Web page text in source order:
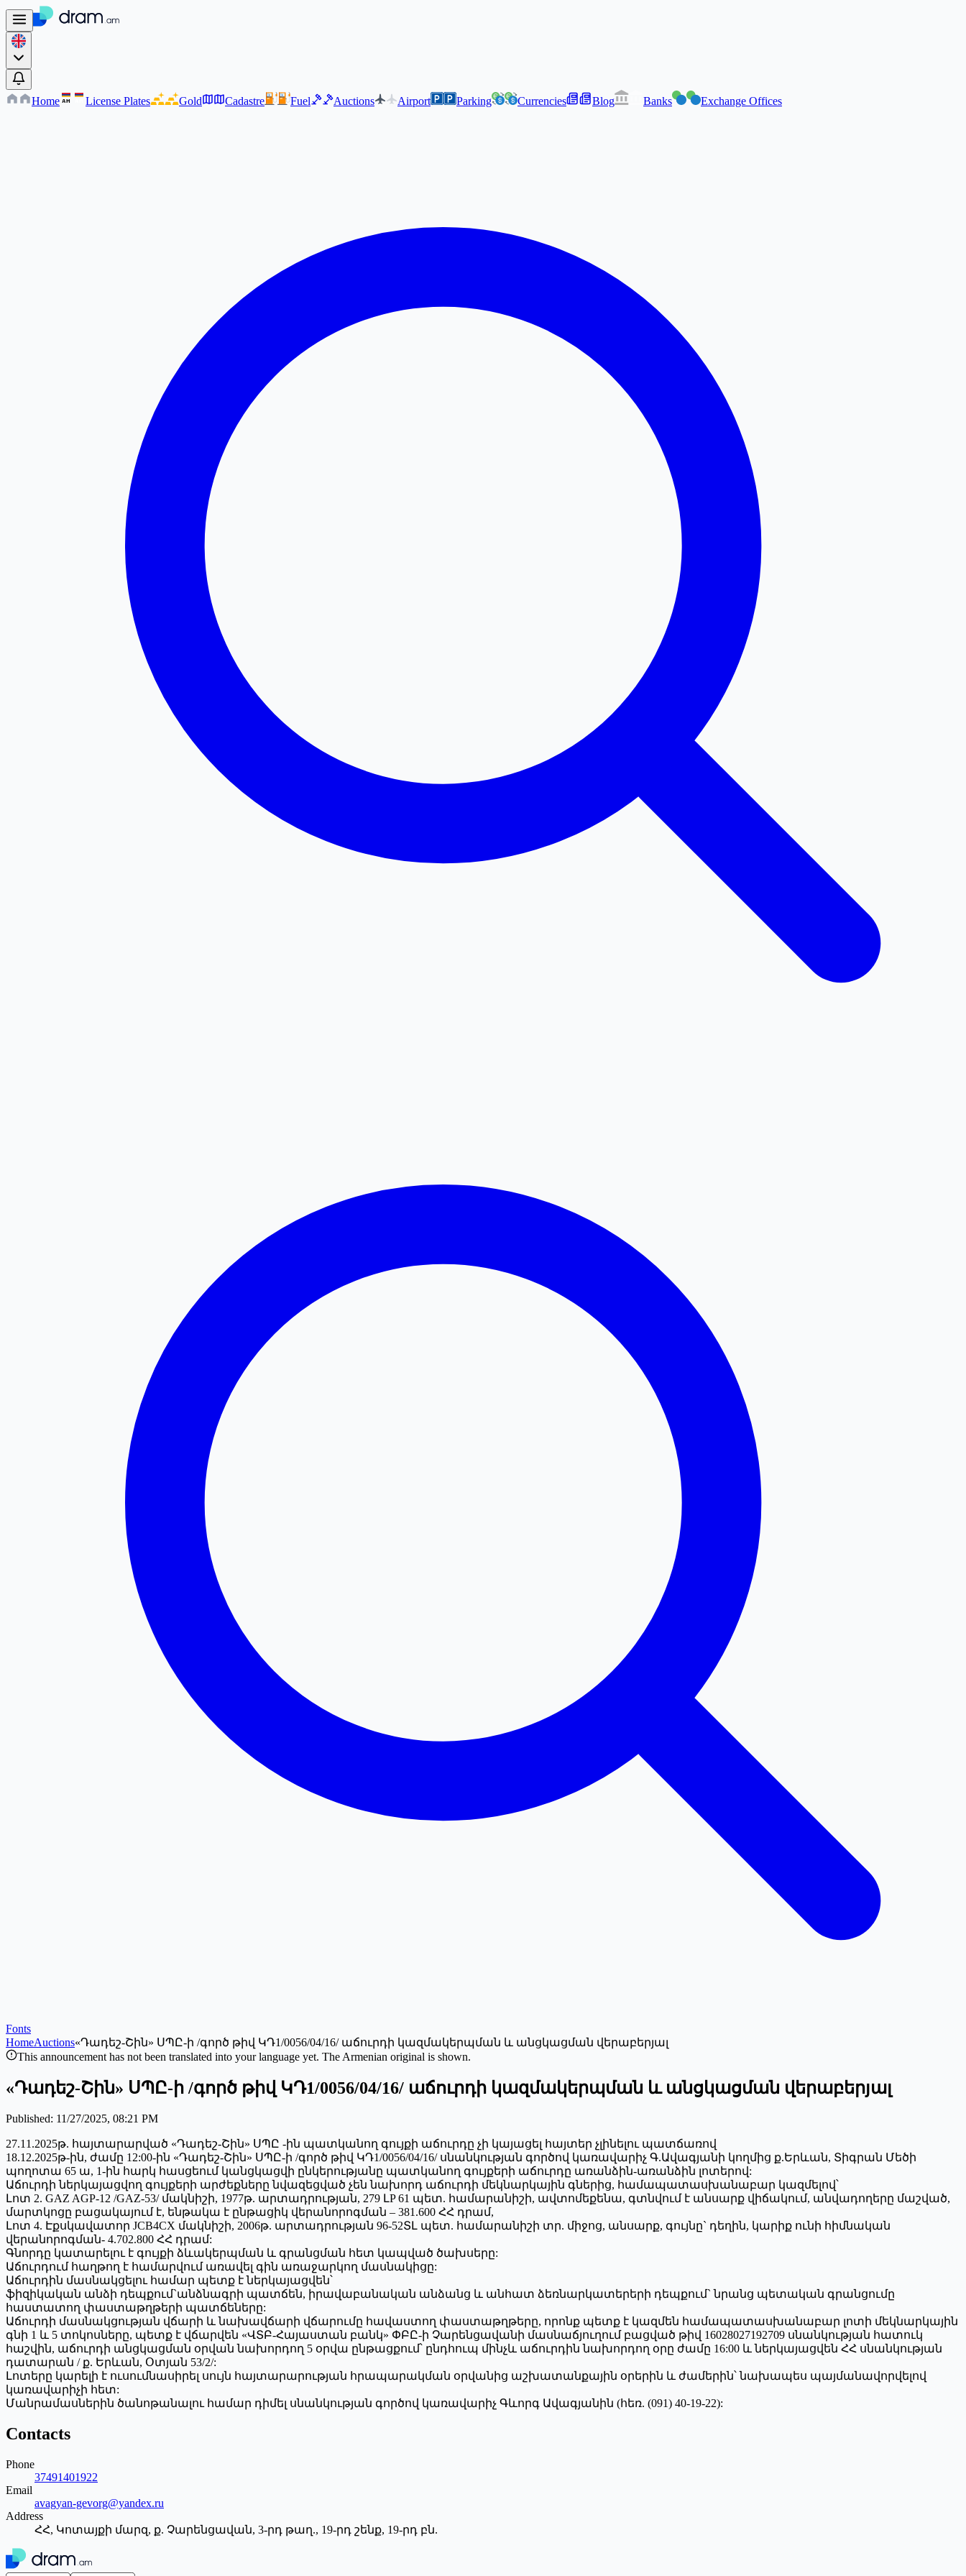
Home AM License Plates Gold Cadastre Fuel Auctions Airport Parking Currencies Blog Banks Exchange Offices
Fonts
HomeAuctions«Դադեշ-Շին» ՍՊԸ-ի /գործ թիվ ԿԴ1/0056/04/16/ աճուրդի կազմակերպման և անցկացման վերաբերյալ
This announcement has not been translated into your language yet. The Armenian original is shown.
«Դադեշ-Շին» ՍՊԸ-ի /գործ թիվ ԿԴ1/0056/04/16/ աճուրդի կազմակերպման և անցկացման վերաբերյալ
Published: 11/27/2025, 08:21 PM
27.11.2025թ. հայտարարված «Դադեշ-Շին» ՍՊԸ -ին պատկանող գույքի աճուրդը չի կայացել հայտեր չլինելու պատճառով
18.12.2025թ-ին, ժամը 12:00-ին «Դադեշ-Շին» ՍՊԸ-ի /գործ թիվ ԿԴ1/0056/04/16/ սնանկության գործով կառավարիչ Գ.Ավագյանի կողմից ք.Երևան, Տիգրան Մեծի
պողոտա 65 ա, 1-ին հարկ հասցեում կանցկացվի ընկերությանը պատկանող գույքերի աճուրդը առանձին-առանձին լոտերով:
Աճուրդի ներկայացվող գույքերի արժեքները նվազեցված չեն նախորդ աճուրդի մեկնարկային գներից, համապատասխանաբար կազմելով՝
Լոտ 2. GAZ AGP-12 /GAZ-53/ մակնիշի, 1977թ. արտադրության, 279 ԼP 61 պետ. համարանիշի, ավտոմեքենա, գտնվում է անսարք վիճակում, անվադողերը մաշված,
մարտկոցը բացակայում է, ենթակա է ընթացիկ վերանորոգման – 381.600 ՀՀ դրամ,
Լոտ 4. Էքսկավատոր JCB4CX մակնիշի, 2006թ. արտադրության 96-52ՏԼ պետ. համարանիշի տր. միջոց, անսարք, գույնը` դեղին, կարիք ունի հիմնական
վերանորոգման- 4.702.800 ՀՀ դրամ:
Գնորդը կատարելու է գույքի ձևակերպման և գրանցման հետ կապված ծախսերը:
Աճուրդում հաղթող է համարվում առավել գին առաջարկող մասնակիցը:
Աճուրդին մասնակցելու համար պետք է ներկայացվեն՝
ֆիզիկական անձի դեպքում`անձնագրի պատճեն, իրավաբանական անձանց և անհատ ձեռնարկատերերի դեպքում` նրանց պետական գրանցումը
հաստատող փաստաթղթերի պատճեները:
Աճուրդի մասնակցության վճարի և նախավճարի վճարումը հավաստող փաստաթղթերը, որոնք պետք է կազմեն համապատասխանաբար լոտի մեկնարկային
գնի 1 և 5 տոկոսները, պետք է վճարվեն «ՎՏԲ-Հայաստան բանկ» ՓԲԸ-ի Չարենցավանի մասնաճյուղում բացված թիվ 16028027192709 սնանկության հատուկ
հաշվին, աճուրդի անցկացման օրվան նախորդող 5 օրվա ընթացքում՝ ընդհուպ մինչև աճուրդին նախորդող օրը ժամը 16:00 և ներկայացվեն ՀՀ սնանկության
դատարան / ք. Երևան, Օտյան 53/2/:
Լոտերը կարելի է ուսումնասիրել սույն հայտարարության հրապարակման օրվանից աշխատանքային օրերին և ժամերին՝ նախապես պայմանավորվելով
կառավարիչի հետ:
Մանրամասներին ծանոթանալու համար դիմել սնանկության գործով կառավարիչ Գևորգ Ավագյանին (հեռ. (091) 40-19-22):
Contacts
Phone
37491401922
Email
avagyan-gevorg@yandex.ru
Address
ՀՀ, Կոտայքի մարզ, ք. Չարենցավան, 3-րդ թաղ., 19-րդ շենք, 19-րդ բն.